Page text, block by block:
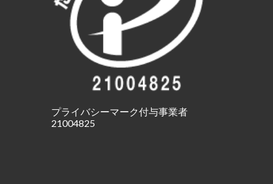
プライバシーマーク付与事業者
21004825